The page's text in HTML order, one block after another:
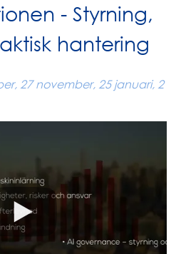
- Styrning,
hantering
27 november, 25 januari, 2